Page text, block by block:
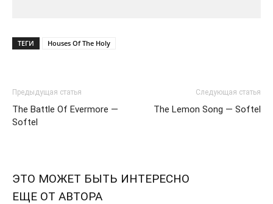
ТЕГИ Houses Of The Holy
Предыдущая статья
The Battle Of Evermore —
Softel
Следующая статья
The Lemon Song — Softel
ЭТО МОЖЕТ БЫТЬ ИНТЕРЕСНО
ЕЩЕ ОТ АВТОРА